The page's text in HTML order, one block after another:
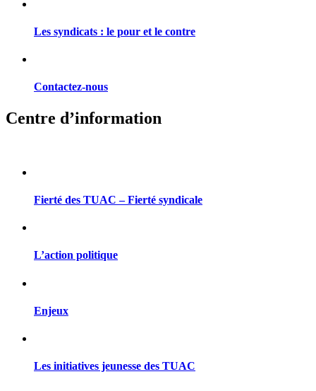
Les syndicats : le pour et le contre
Contactez-nous
Centre d’information
Fierté des TUAC – Fierté syndicale
L’action politique
Enjeux
Les initiatives jeunesse des TUAC